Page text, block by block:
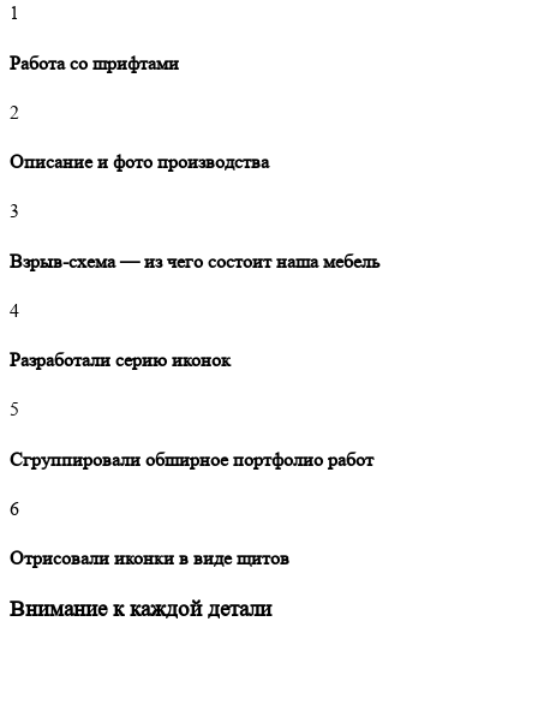
1
Работа со шрифтами
2
Описание и фото производства
3
Взрыв-схема — из чего состоит наша мебель
4
Разработали серию иконок
5
Сгруппировали обширное портфолио работ
6
Отрисовали иконки в виде щитов
Внимание к каждой детали